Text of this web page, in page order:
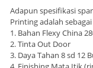
Adapun spesifikasi
Printing adalah
1. Bahan Flexy China
2. Tinta Out Door
3. Daya Tahan 8 sd 12